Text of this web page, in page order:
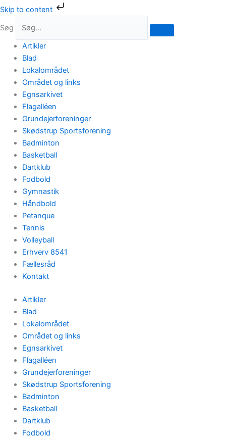
Skip to content
Gå
indholdet
Søg
Artikler
Blad
Lokalområdet
Området og links
Egnsarkivet
Flagalléen
Grundejerforeninger
Skødstrup Sportsforening
Badminton
Basketball
Dartklub
Fodbold
Gymnastik
Håndbold
Petanque
Tennis
Volleyball
Erhverv 8541
Fællesråd
Kontakt
Artikler
Blad
Lokalområdet
Området og links
Egnsarkivet
Flagalléen
Grundejerforeninger
Skødstrup Sportsforening
Badminton
Basketball
Dartklub
Fodbold